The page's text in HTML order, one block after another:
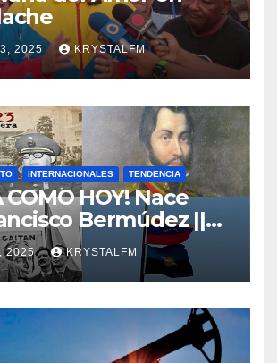
3, 2025 KRYSTALFM
INTERNACIONALES TENDENCIA
COMO HOY! Nace
Bermúdez ||
Eliecer Gaitán ||
de Marcos
|| Nace
||
la Bandera del
2025 KRYSTALFM